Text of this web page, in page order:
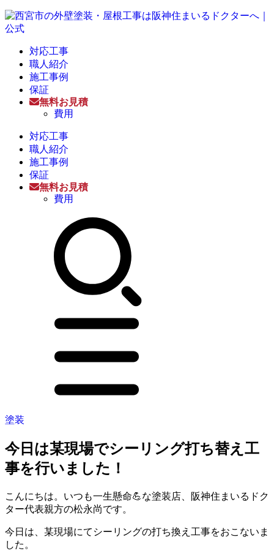
対応工事
職人紹介
施工事例
保証
無料お見積
費用
対応工事
職人紹介
施工事例
保証
無料お見積
費用
塗装
今日は某現場でシーリング打ち替え工
事を行いました！
こんにちは。いつも一生懸命💪な塗装店、阪神住まいるドク
ター代表親方の松永尚です。
今日は、某現場にてシーリングの打ち換え工事をおこないま
した。